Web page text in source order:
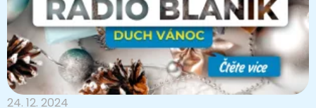
24. 12. 2024